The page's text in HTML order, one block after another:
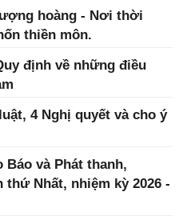
hoàng - Nơi thời
thiền môn.
định về những điều
4 Nghị quyết và cho ý
và Phát thanh,
thứ Nhất, nhiệm kỳ 2026 -